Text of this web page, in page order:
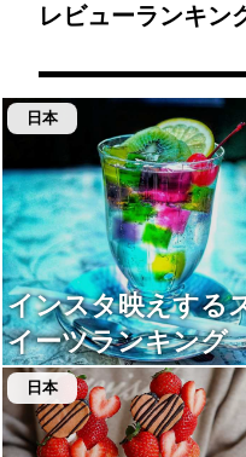
お取り
✉️ˎˊ˗ 贈
レビューランキン
日本
インスタ映えする
イーツランキング
日本